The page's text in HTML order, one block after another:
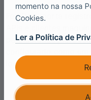
FoxIDs suporta
para autorização e
login interativo do
momento na nossa
Cookies.
Ler a Política de